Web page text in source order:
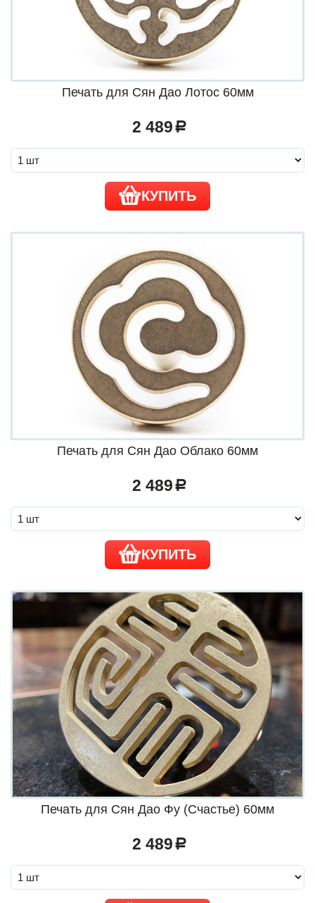
Печать для Сян Дао Лотос 60мм
2 489 a
КУПИТЬ
Печать для Сян Дао Облако 60мм
2 489 a
КУПИТЬ
Печать для Сян Дао Фу (Счастье) 60мм
2 489 a